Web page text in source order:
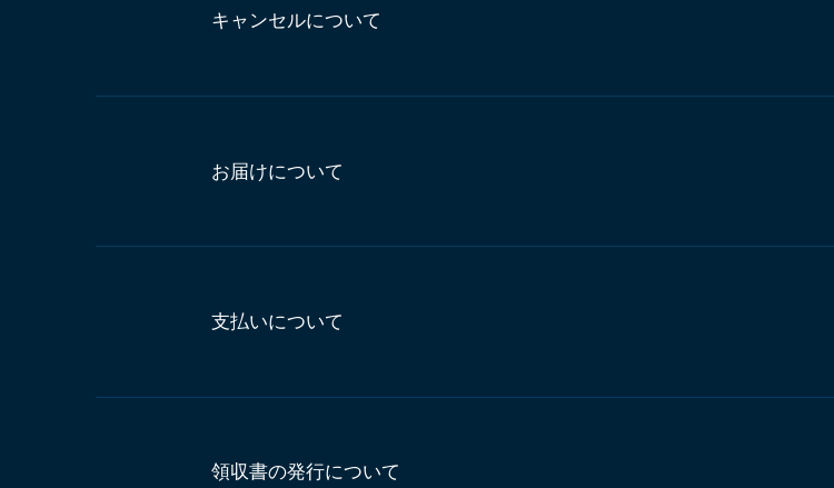
キャンセルについて
お届けについて
支払いについて
領収書の発行について